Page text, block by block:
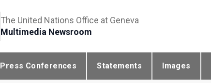
The United Nations Office at Geneva
Multimedia Newsroom
Press Conferences Statements Images